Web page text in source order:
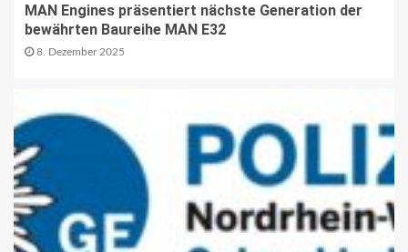
STRASSEN-NEWS CH
1
BEHÖRDEN-NEWS DE
Lkw-Maut-Fahrleistungsindex im
November 2025: -0,8 % zum
Vormonat
MAN Engines präsentiert nächste Generation der
bewährten Baureihe MAN E32
8. Dezember 2025